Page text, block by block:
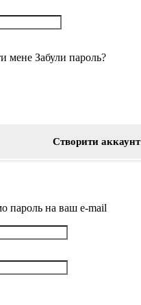
мене Забули пароль?
Створити аккаунт
пароль на ваш e-mail